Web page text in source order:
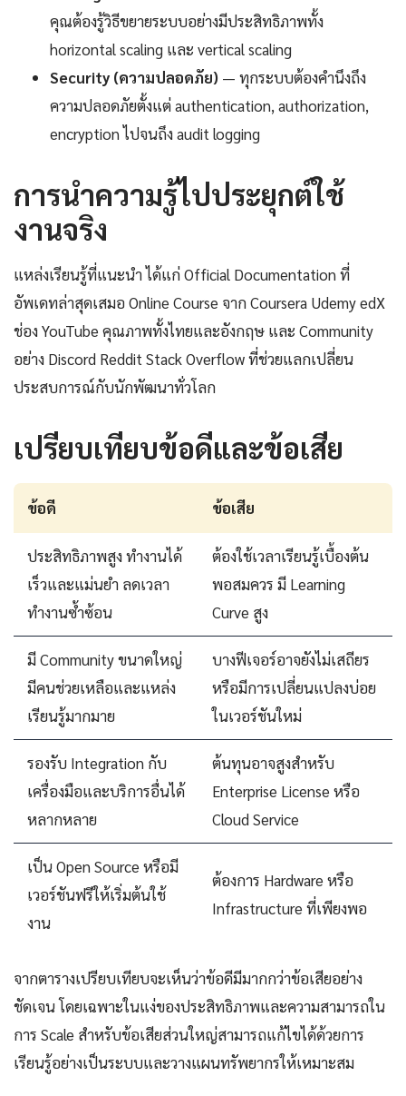
คุณต้องรู้วิธีขยายระบบอย่างมีประสิทธิภาพทั้ง
horizontal scaling และ vertical scaling
Security (ความปลอดภัย) — ทุกระบบต้องคำนึงถึง
ความปลอดภัยตั้งแต่ authentication, authorization,
encryption ไปจนถึง audit logging
การนำความรู้ไปประยุกต์ใช้
งานจริง
แหล่งเรียนรู้ที่แนะนำ ได้แก่ Official Documentation ที่
อัพเดทล่าสุดเสมอ Online Course จาก Coursera Udemy edX
ช่อง YouTube คุณภาพทั้งไทยและอังกฤษ และ Community
อย่าง Discord Reddit Stack Overflow ที่ช่วยแลกเปลี่ยน
ประสบการณ์กับนักพัฒนาทั่วโลก
เปรียบเทียบข้อดีและข้อเสีย
ข้อดี ข้อเสีย
ประสิทธิภาพสูง ทำงานได้
เร็วและแม่นยำ ลดเวลา
ทำงานซ้ำซ้อน
ต้องใช้เวลาเรียนรู้เบื้องต้น
พอสมควร มี Learning
Curve สูง
มี Community ขนาดใหญ่
มีคนช่วยเหลือและแหล่ง
เรียนรู้มากมาย
บางฟีเจอร์อาจยังไม่เสถียร
หรือมีการเปลี่ยนแปลงบ่อย
ในเวอร์ชันใหม่
รองรับ Integration กับ
เครื่องมือและบริการอื่นได้
หลากหลาย
ต้นทุนอาจสูงสำหรับ
Enterprise License หรือ
Cloud Service
เป็น Open Source หรือมี
เวอร์ชันฟรีให้เริ่มต้นใช้
งาน
ต้องการ Hardware หรือ
Infrastructure ที่เพียงพอ
จากตารางเปรียบเทียบจะเห็นว่าข้อดีมีมากกว่าข้อเสียอย่าง
ชัดเจน โดยเฉพาะในแง่ของประสิทธิภาพและความสามารถใน
การ Scale สำหรับข้อเสียส่วนใหญ่สามารถแก้ไขได้ด้วยการ
เรียนรู้อย่างเป็นระบบและวางแผนทรัพยากรให้เหมาะสม